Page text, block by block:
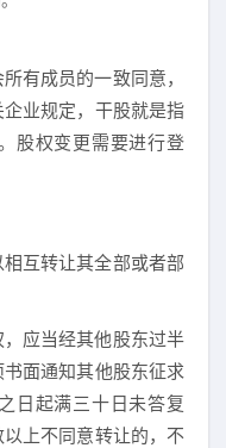
有成员的一致同意，
业规定，干股就是指
股权变更需要进行登
互转让其全部或者部
应当经其他股东过半
面通知其他股东征求
日起满三十日未答复
上不同意转让的，不